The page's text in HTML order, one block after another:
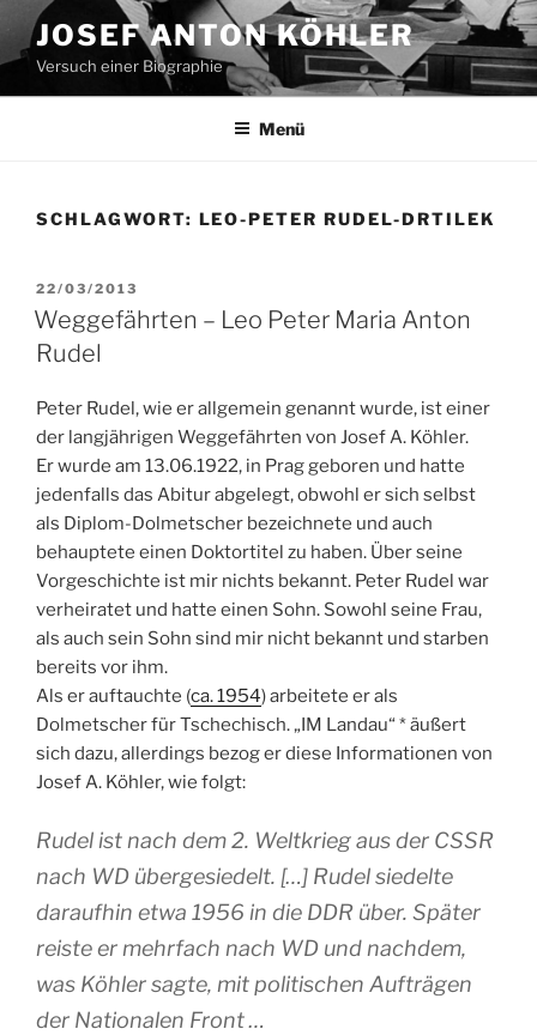
Inhalt
springen
JOSEF ANTON KÖHLER
Versuch einer Biographie
Menü
SCHLAGWORT: LEO-PETER RUDEL-DRTILEK
VERÖFFENTLICHT
AM
22/03/2013
Weggefährten – Leo Peter Maria Anton
Rudel
Peter Rudel, wie er allgemein genannt wurde, ist einer
der langjährigen Weggefährten von Josef A. Köhler.
Er wurde am 13.06.1922, in Prag geboren und hatte
jedenfalls das Abitur abgelegt, obwohl er sich selbst
als Diplom-Dolmetscher bezeichnete und auch
behauptete einen Doktortitel zu haben. Über seine
Vorgeschichte ist mir nichts bekannt. Peter Rudel war
verheiratet und hatte einen Sohn. Sowohl seine Frau,
als auch sein Sohn sind mir nicht bekannt und starben
bereits vor ihm.
Als er auftauchte (ca. 1954) arbeitete er als
Dolmetscher für Tschechisch. „IM Landau“ * äußert
sich dazu, allerdings bezog er diese Informationen von
Josef A. Köhler, wie folgt:
Rudel ist nach dem 2. Weltkrieg aus der CSSR
nach WD übergesiedelt. […] Rudel siedelte
daraufhin etwa 1956 in die DDR über. Später
reiste er mehrfach nach WD und nachdem,
was Köhler sagte, mit politischen Aufträgen
der Nationalen Front …